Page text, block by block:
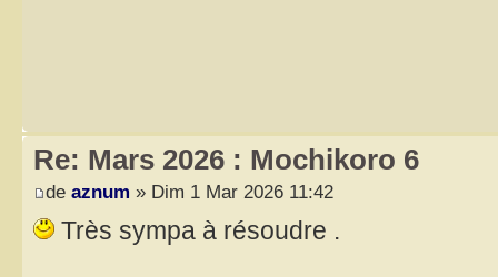
Re: Mars 2026 : Mochikoro 6
de aznum » Dim 1 Mar 2026 11:42
Très sympa à résoudre .